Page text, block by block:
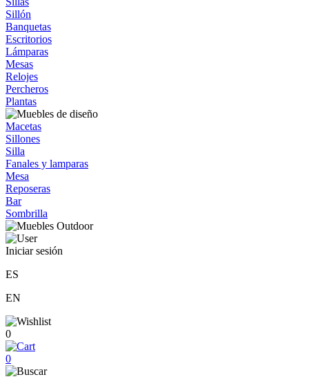
Sillón
Banquetas
Escritorios
Lámparas
Mesas
Relojes
Percheros
Plantas
Macetas
Sillones
Silla
Fanales y lamparas
Mesa
Reposeras
Bar
Sombrilla
Iniciar sesión
ES
EN
0
0